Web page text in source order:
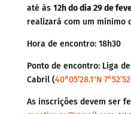
até às 12h do dia 29 de
realizará com um mínimo
Hora de encontro: 18h30
Ponto de encontro: Liga
Cabril (40°05’28.1″N
As inscrições devem ser